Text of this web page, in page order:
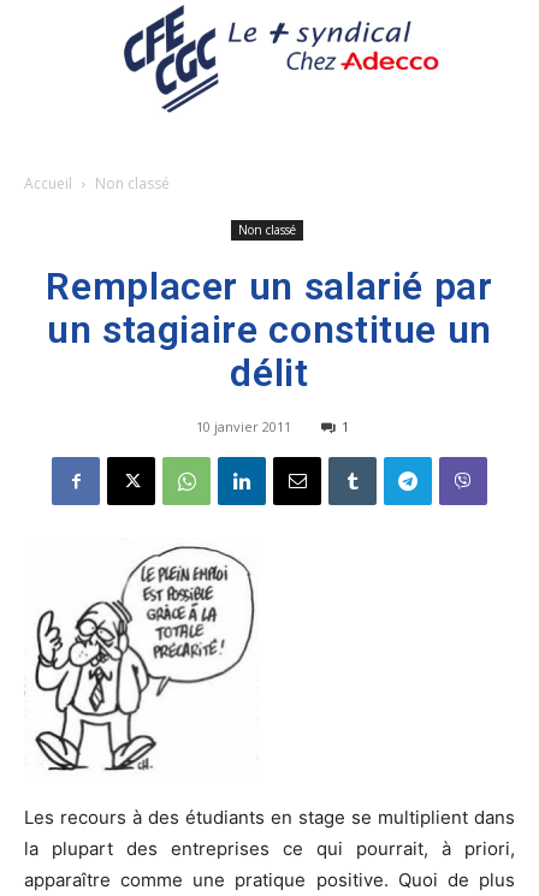
Accueil Non classé
Non classé
Remplacer un salarié par
un stagiaire constitue un
délit
10 janvier 2011 1
Les recours à des étudiants en stage se multiplient dans
la plupart des entreprises ce qui pourrait, à priori,
apparaître comme une pratique positive. Quoi de plus